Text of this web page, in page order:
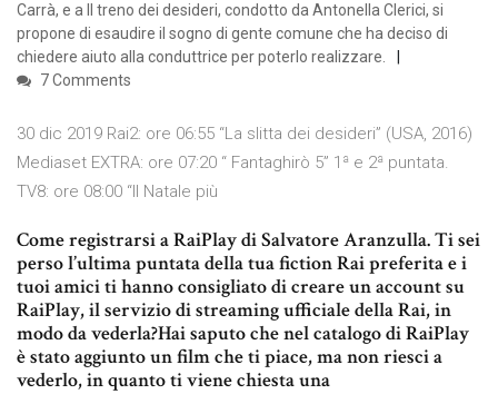
Carrà, e a Il treno dei desideri, condotto da Antonella Clerici, si
propone di esaudire il sogno di gente comune che ha deciso di
chiedere aiuto alla conduttrice per poterlo realizzare.
7 Comments
30 dic 2019 Rai2: ore 06:55 “La slitta dei desideri” (USA, 2016)
Mediaset EXTRA: ore 07:20 “ Fantaghirò 5” 1ª e 2ª puntata.
TV8: ore 08:00 “Il Natale più
Come registrarsi a RaiPlay di Salvatore Aranzulla. Ti sei
perso l’ultima puntata della tua fiction Rai preferita e i
tuoi amici ti hanno consigliato di creare un account su
RaiPlay, il servizio di streaming ufficiale della Rai, in
modo da vederla?Hai saputo che nel catalogo di RaiPlay
è stato aggiunto un film che ti piace, ma non riesci a
vederlo, in quanto ti viene chiesta una